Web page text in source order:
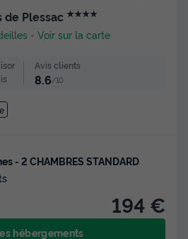
de Plessac ★★★★
-Voir sur la carte
Avis clients
8.6/10
- 2 CHAMBRES STANDARD
194 €
hébergements